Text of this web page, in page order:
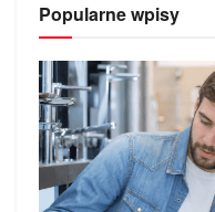
Popularne wpisy